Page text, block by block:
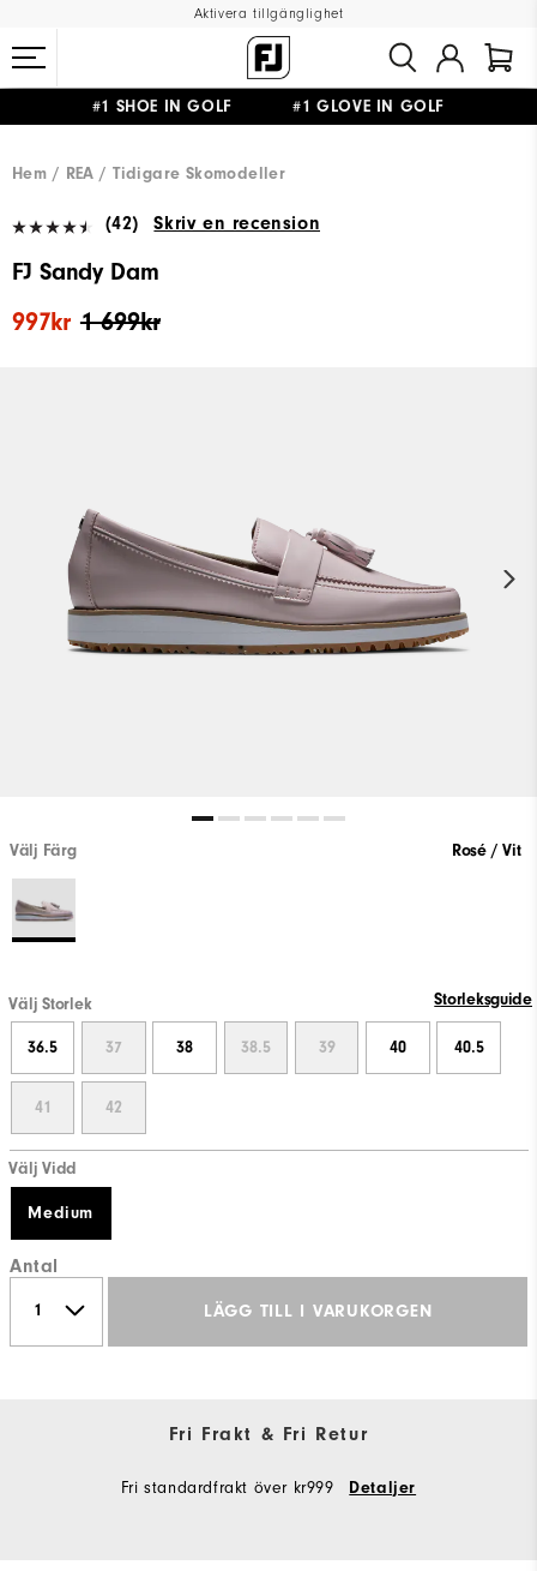
Aktivera tillgänglighet
#1 SHOE IN GOLF #1 GLOVE IN GOLF
Hem
REA Tidigare Skomodeller
(42) Skriv en recension
FJ Sandy Dam
1 699kr
997kr
Välj Färg Rosé / Vit
Välj Storlek Storleksguide
36.5 37 38 38.5 39 40 40.5
41 42
Välj Vidd
Medium
Antal
LÄGG TILL I VARUKORGEN
Fri Frakt & Fri Retur
Fri standardfrakt över kr999 Detaljer